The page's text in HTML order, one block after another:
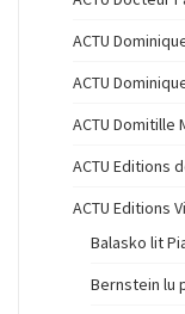
ACTU
ACTU
ACTU Domitille
ACTU Editions
ACTU Editions
Balasko lit
Bernstein lu